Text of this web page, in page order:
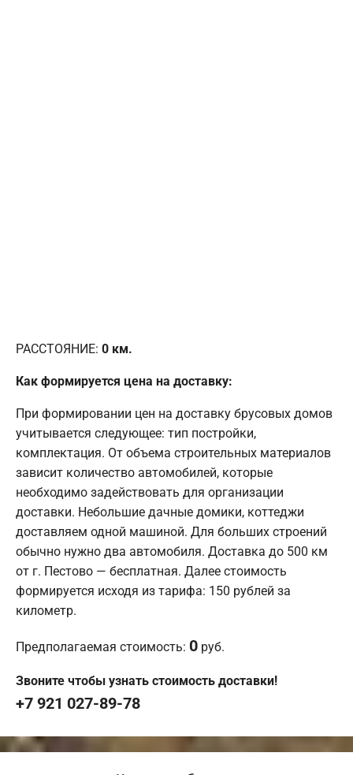
РАССТОЯНИЕ: 0 км.
Как формируется цена на доставку:
При формировании цен на доставку брусовых домов
учитывается следующее: тип постройки,
комплектация. От объема строительных материалов
зависит количество автомобилей, которые
необходимо задействовать для организации
доставки. Небольшие дачные домики, коттеджи
доставляем одной машиной. Для больших строений
обычно нужно два автомобиля. Доставка до 500 км
от г. Пестово — бесплатная. Далее стоимость
формируется исходя из тарифа: 150 рублей за
километр.
Предполагаемая стоимость: 0 руб.
Звоните чтобы узнать стоимость доставки!
+7 921 027-89-78